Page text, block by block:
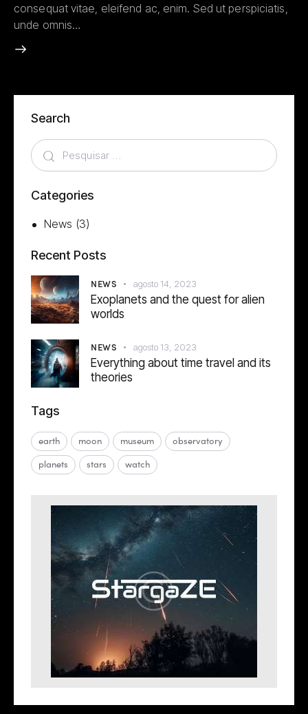
consequat vitae, eleifend ac, enim. Sed ut perspiciatis,
unde omnis…
Search
Categories
News (3)
Recent Posts
NEWS agosto 14, 2023
Exoplanets and the quest for alien
worlds
NEWS agosto 13, 2023
Everything about time travel and its
theories
Tags
earth moon museum
observatory
planets
stars watch